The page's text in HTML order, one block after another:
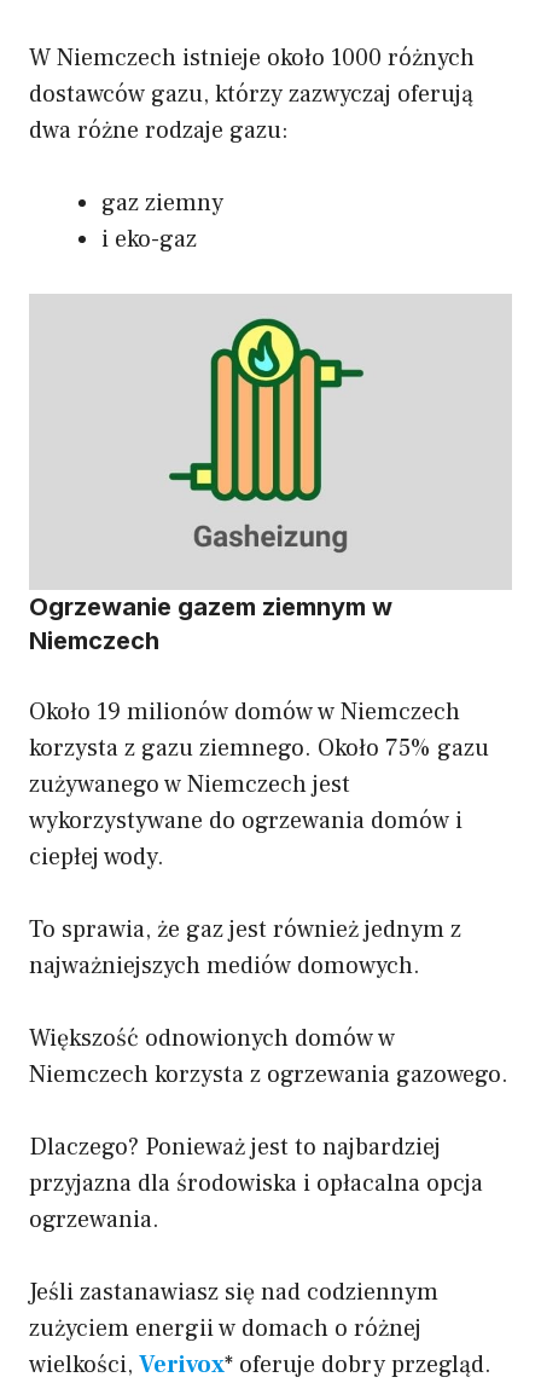
W Niemczech istnieje około 1000 różnych
dostawców gazu, którzy zazwyczaj oferują
dwa różne rodzaje gazu:
gaz ziemny
i eko-gaz
Ogrzewanie gazem ziemnym w
Niemczech
Około 19 milionów domów w Niemczech
korzysta z gazu ziemnego. Około 75% gazu
zużywanego w Niemczech jest
wykorzystywane do ogrzewania domów i
ciepłej wody.
To sprawia, że gaz jest również jednym z
najważniejszych mediów domowych.
Większość odnowionych domów w
Niemczech korzysta z ogrzewania gazowego.
Dlaczego? Ponieważ jest to najbardziej
przyjazna dla środowiska i opłacalna opcja
ogrzewania.
Jeśli zastanawiasz się nad codziennym
zużyciem energii w domach o różnej
wielkości, Verivox* oferuje dobry przegląd.